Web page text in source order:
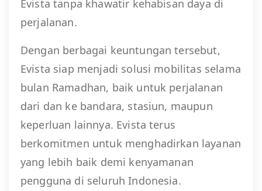
Evista tanpa khawatir kehabisan daya di
perjalanan.
Dengan berbagai keuntungan tersebut,
Evista siap menjadi solusi mobilitas selama
bulan Ramadhan, baik untuk perjalanan
dari dan ke bandara, stasiun, maupun
keperluan lainnya. Evista terus
berkomitmen untuk menghadirkan layanan
yang lebih baik demi kenyamanan
pengguna di seluruh Indonesia.